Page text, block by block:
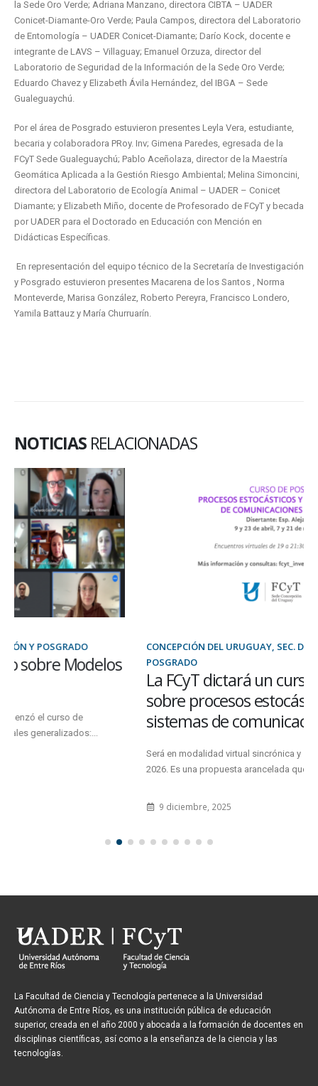
la Sede Oro Verde; Adriana Manzano, directora CIBTA – UADER
Conicet-Diamante-Oro Verde; Paula Campos, directora del Laboratorio
de Entomología – UADER Conicet-Diamante; Darío Kock, docente e
integrante de LAVS – Villaguay; Emanuel Orzuza, director del
Laboratorio de Seguridad de la Información de la Sede Oro Verde;
Eduardo Chavez y Elizabeth Ávila Hernández, del IBGA – Sede
Gualeguaychú.
Por el área de Posgrado estuvieron presentes Leyla Vera, estudiante,
becaria y colaboradora PRoy. Inv; Gimena Paredes, egresada de la
FCyT Sede Gualeguaychú; Pablo Aceñolaza, director de la Maestría
Geomática Aplicada a la Gestión Riesgo Ambiental; Melina Simoncini,
directora del Laboratorio de Ecología Animal – UADER – Conicet
Diamante; y Elizabeth Miño, docente de Profesorado de FCyT y becada
por UADER para el Doctorado en Educación con Mención en
Didácticas Específicas.
En representación del equipo técnico de la Secretaría de Investigación
y Posgrado estuvieron presentes Macarena de los Santos , Norma
Monteverde, Marisa González, Roberto Pereyra, Francisco Londero,
Yamila Battauz y María Churruarín.
NOTICIAS RELACIONADAS
CONCEPCIÓN DEL URUGUAY, SEC. DE INVESTIGACIÓN Y
POSGRADO
La FCyT dictará un curso de posgrado
sobre procesos estocásticos y ruido en
sistemas de comunicaciones electrónicas
Será en modalidad virtual sincrónica y se dictará entre abril y junio de
2026. Es una propuesta arancelada que requiere...
La Facultad de Ciencia y Tecnología pertenece a la Universidad
Autónoma de Entre Ríos, es una institución pública de educación
superior, creada en el año 2000 y abocada a la formación de docentes en
disciplinas científicas, así como a la enseñanza de la ciencia y las
tecnologías.